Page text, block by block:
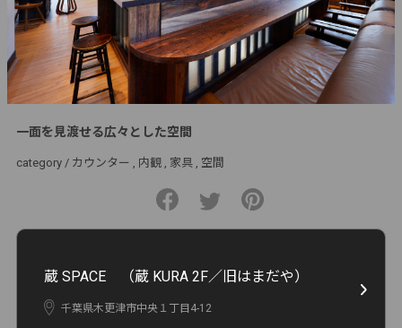
一面を見渡せる広々とした空間
category / カウンター 内観 家具 空間
蔵 SPACE （蔵 KURA 2F／旧はまだや）
千葉県木更津市中央１丁目4-12